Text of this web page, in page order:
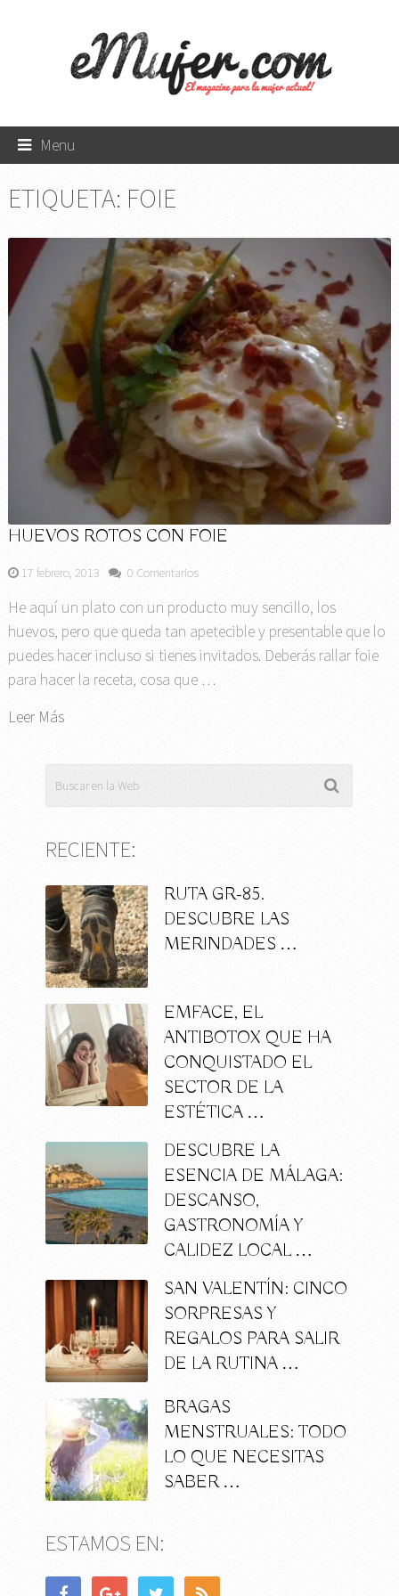
Menu
ETIQUETA: FOIE
HUEVOS ROTOS CON FOIE
17 febrero, 2013 0 Comentarios
He aquí un plato con un producto muy sencillo, los
huevos, pero que queda tan apetecible y presentable que lo
puedes hacer incluso si tienes invitados. Deberás rallar foie
para hacer la receta, cosa que …
Leer Más
RECIENTE:
RUTA GR-85.
DESCUBRE LAS
MERINDADES …
EMFACE, EL
ANTIBOTOX QUE HA
CONQUISTADO EL
SECTOR DE LA
ESTÉTICA …
DESCUBRE LA
ESENCIA DE MÁLAGA:
DESCANSO,
GASTRONOMÍA Y
CALIDEZ LOCAL …
SAN VALENTÍN: CINCO
SORPRESAS Y
REGALOS PARA SALIR
DE LA RUTINA …
BRAGAS
MENSTRUALES: TODO
LO QUE NECESITAS
SABER …
ESTAMOS EN: